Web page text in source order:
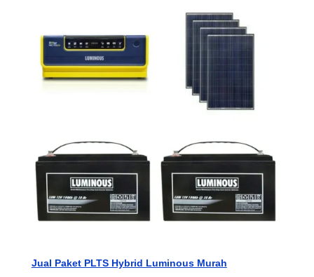
Jual Paket PLTS Hybrid Luminous Murah